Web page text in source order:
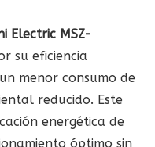
Electric MSZ-
su eficiencia
menor consumo de
reducido. Este
energética de
óptimo sin